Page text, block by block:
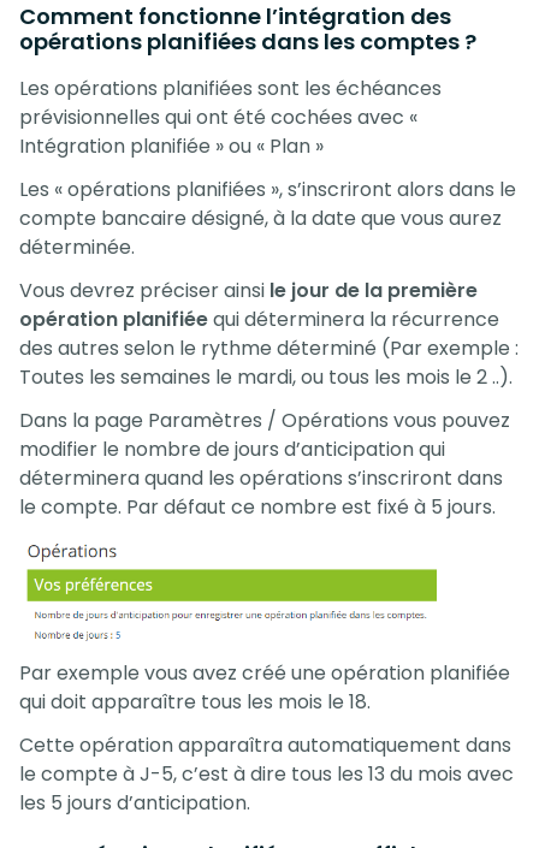
Comment fonctionne l’intégration des
opérations planifiées dans les comptes ?
Les opérations planifiées sont les échéances
prévisionnelles qui ont été cochées avec «
Intégration planifiée » ou « Plan »
Les « opérations planifiées », s’inscriront alors dans le
compte bancaire désigné, à la date que vous aurez
déterminée.
Vous devrez préciser ainsi le jour de la première
opération planifiéequi déterminera la récurrence
des autres selon le rythme déterminé (Par exemple :
Toutes les semaines le mardi, ou tous les mois le 2 ..).
Dans la page Paramètres / Opérations vous pouvez
modifier le nombre de jours d’anticipation qui
déterminera quand les opérations s’inscriront dans
le compte. Par défaut ce nombre est fixé à 5 jours.
Par exemple vous avez créé une opération planifiée
qui doit apparaître tous les mois le 18.
Cette opération apparaîtra automatiquement dans
le compte à J-5, c’est à dire tous les 13 du mois avec
les 5 jours d’anticipation.